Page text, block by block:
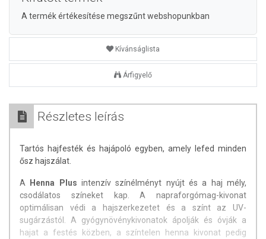
A termék értékesítése megszűnt webshopunkban
Kívánságlista
Árfigyelő
Részletes leírás
Tartós hajfesték és hajápoló egyben, amely lefed minden
ősz hajszálat.
A Henna Plus intenzív színélményt nyújt és a haj mély,
csodálatos színeket kap. A napraforgómag-kivonat
optimálisan védi a hajszerkezetet és a színt az UV-
sugárzástól. A gyógynövénykivonatok ápolják és óvják a
hajat a festés közben, a színtelen henna kivonat pedig